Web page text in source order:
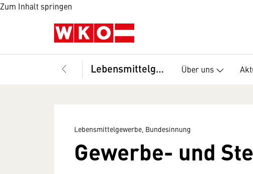
Zum Inhalt springen
Lebensmittelgewerbe, Bundesinnung Über uns
Lebensmittelgewerbe, Bundesinnung
Gewerbe- und